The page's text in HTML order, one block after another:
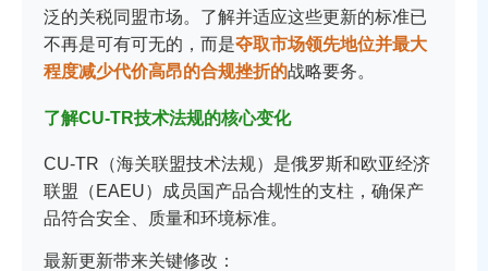
泛的关税同盟市场。了解并适应这些更新的标准已
不再是可有可无的，而是夺取市场领先地位并最大
程度减少代价高昂的合规挫折的战略要务。
了解CU-TR技术法规的核心变化
CU-TR（海关联盟技术法规）是俄罗斯和欧亚经济
联盟（EAEU）成员国产品合规性的支柱，确保产
品符合安全、质量和环境标准。
最新更新带来关键修改：